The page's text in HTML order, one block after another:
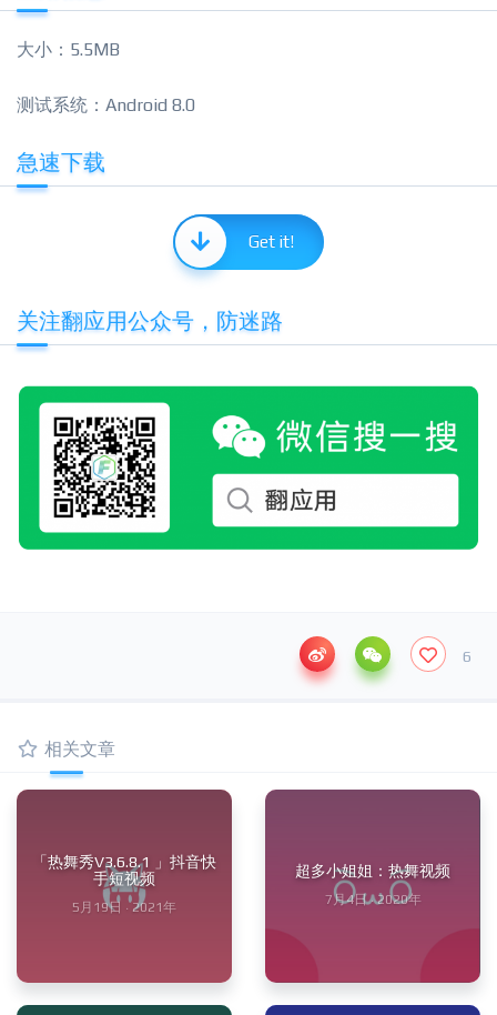
大小：5.5MB
测试系统：Android 8.0
急速下载
Get it!
关注翻应用公众号，防迷路
6
相关文章
「热舞秀V3.6.8.1 」抖音快
手短视频
5月19日 · 2021年
超多小姐姐：热舞视频
7月4日 · 2020年